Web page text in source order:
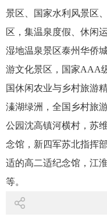
景区、国家水利风景区
区，集温泉度假、休闲
湿地温泉景区泰州华侨
游文化景区，国家AAA
国休闲农业与乡村旅游
溱湖绿洲，全国乡村旅
公园沈高镇河横村，苏
念馆，新四军苏北指挥
适的高二适纪念馆，江
等。